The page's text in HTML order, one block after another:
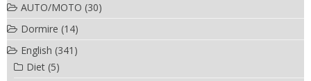
AUTO/MOTO (30)
Dormire (14)
English (341)
Diet (5)